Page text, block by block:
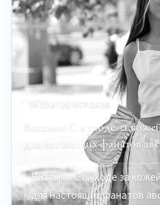
РАЗВИТИЕ ИГРОКОВ
Витамин C в уходе за
для настоящих фанатов
Витамин C в уходе за
для настоящих фанатов